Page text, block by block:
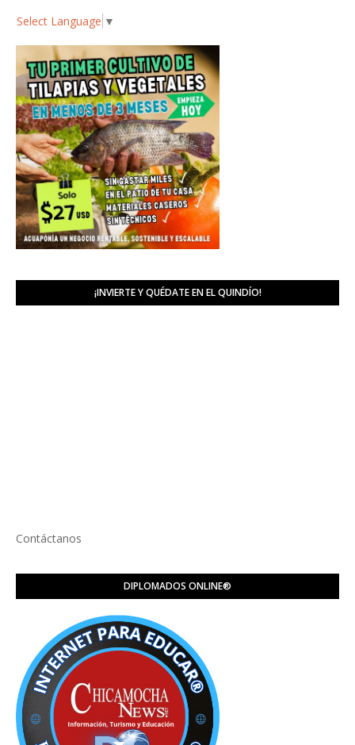
Select Language ▼
¡INVIERTE Y QUÉDATE EN EL QUINDÍO!
Contáctanos
DIPLOMADOS ONLINE®️